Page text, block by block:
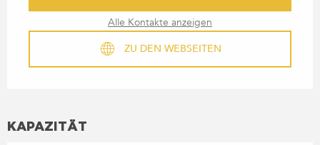
Alle Kontakte anzeigen
ZU DEN WEBSEITEN
KAPAZITÄT